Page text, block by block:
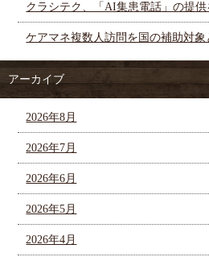
クラシテク、「AI集患電話」の提供
ケアマネ複数人訪問を国の補助対象
アーカイブ
2026年8月
2026年7月
2026年6月
2026年5月
2026年4月